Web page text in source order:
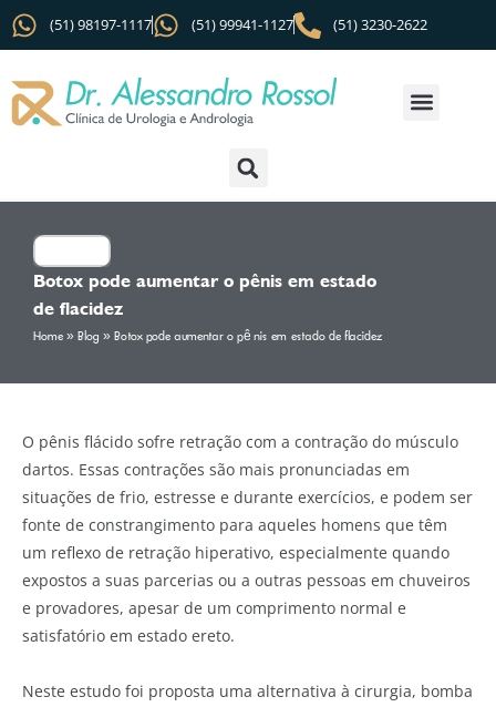
(51) 98197-1117 (51) 99941-1127 (51) 3230-2622
Botox pode aumentar o pênis em estado
de flacidez
Home » Blog » Botox pode aumentar o pênis em estado de flacidez
O pênis flácido sofre retração com a contração do músculo
dartos. Essas contrações são mais pronunciadas em
situações de frio, estresse e durante exercícios, e podem ser
fonte de constrangimento para aqueles homens que têm
um reflexo de retração hiperativo, especialmente quando
expostos a suas parcerias ou a outras pessoas em chuveiros
e provadores, apesar de um comprimento normal e
satisfatório em estado ereto.
Neste estudo foi proposta uma alternativa à cirurgia, bomba